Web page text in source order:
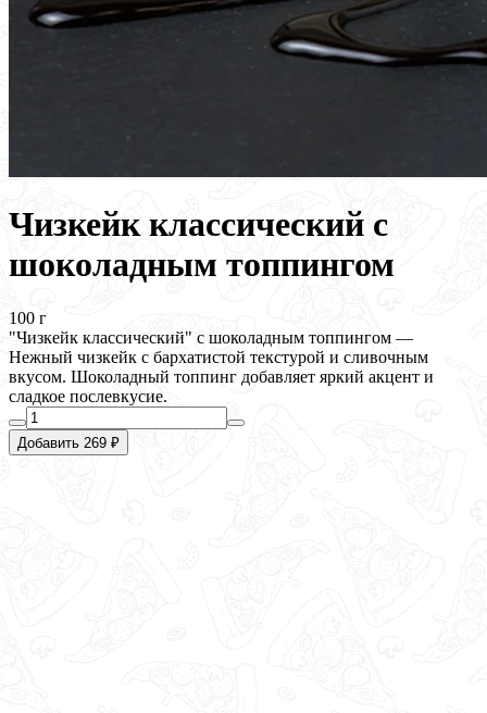
Чизкейк классический с
шоколадным топпингом
100 г
"Чизкейк классический" с шоколадным топпингом —
Нежный чизкейк с бархатистой текстурой и сливочным
вкусом. Шоколадный топпинг добавляет яркий акцент и
сладкое послевкусие.
Добавить 269 ₽